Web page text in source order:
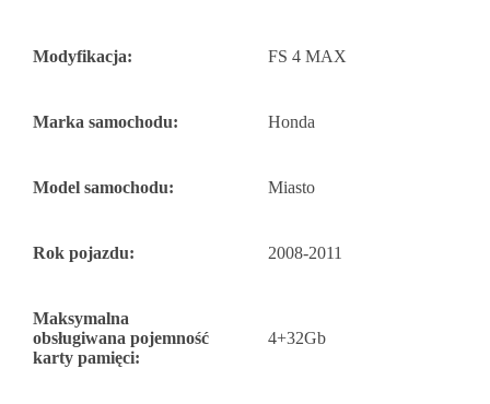
Modyfikacja: FS 4 MAX
Marka samochodu: Honda
Model samochodu: Miasto
Rok pojazdu: 2008-2011
Maksymalna
obsługiwana pojemność
karty pamięci:
4+32Gb